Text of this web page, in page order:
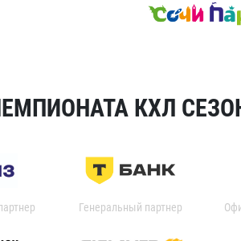
КХЛ
Генеральный партнер